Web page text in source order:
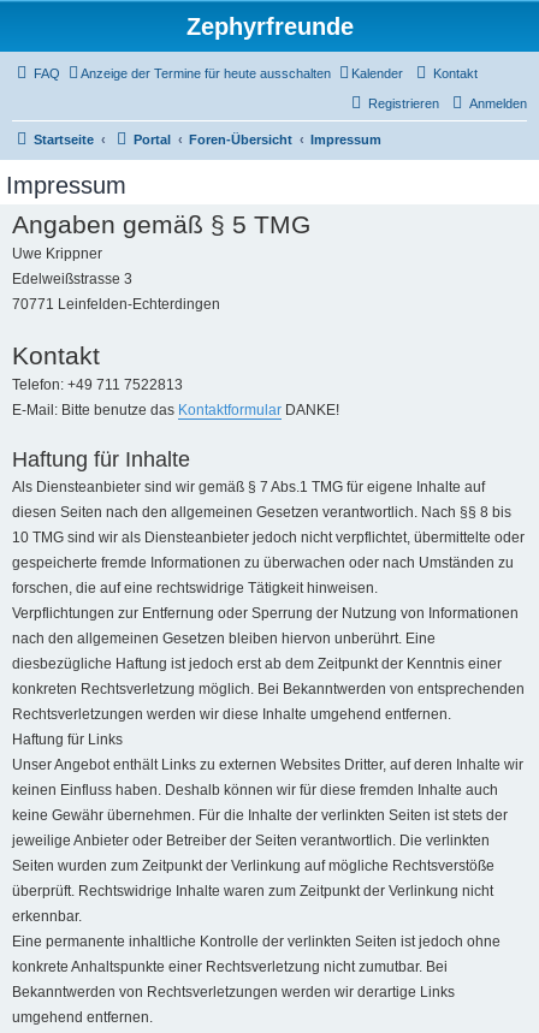
Zephyrfreunde
FAQ Anzeige der Termine für heute ausschalten Kalender Kontakt
Anmelden
Registrieren
Startseite Portal Foren-Übersicht Impressum
Impressum
Angaben gemäß § 5 TMG
Uwe Krippner
Edelweißstrasse 3
70771 Leinfelden-Echterdingen
Kontakt
Telefon: +49 711 7522813
E-Mail: Bitte benutze das Kontaktformular DANKE!
Haftung für Inhalte
Als Diensteanbieter sind wir gemäß § 7 Abs.1 TMG für eigene Inhalte auf
diesen Seiten nach den allgemeinen Gesetzen verantwortlich. Nach §§ 8 bis
10 TMG sind wir als Diensteanbieter jedoch nicht verpflichtet, übermittelte oder
gespeicherte fremde Informationen zu überwachen oder nach Umständen zu
forschen, die auf eine rechtswidrige Tätigkeit hinweisen.
Verpflichtungen zur Entfernung oder Sperrung der Nutzung von Informationen
nach den allgemeinen Gesetzen bleiben hiervon unberührt. Eine
diesbezügliche Haftung ist jedoch erst ab dem Zeitpunkt der Kenntnis einer
konkreten Rechtsverletzung möglich. Bei Bekanntwerden von entsprechenden
Rechtsverletzungen werden wir diese Inhalte umgehend entfernen.
Haftung für Links
Unser Angebot enthält Links zu externen Websites Dritter, auf deren Inhalte wir
keinen Einfluss haben. Deshalb können wir für diese fremden Inhalte auch
keine Gewähr übernehmen. Für die Inhalte der verlinkten Seiten ist stets der
jeweilige Anbieter oder Betreiber der Seiten verantwortlich. Die verlinkten
Seiten wurden zum Zeitpunkt der Verlinkung auf mögliche Rechtsverstöße
überprüft. Rechtswidrige Inhalte waren zum Zeitpunkt der Verlinkung nicht
erkennbar.
Eine permanente inhaltliche Kontrolle der verlinkten Seiten ist jedoch ohne
konkrete Anhaltspunkte einer Rechtsverletzung nicht zumutbar. Bei
Bekanntwerden von Rechtsverletzungen werden wir derartige Links
umgehend entfernen.